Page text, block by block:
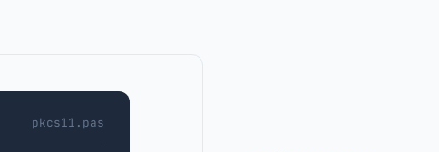
pkcs11.pas